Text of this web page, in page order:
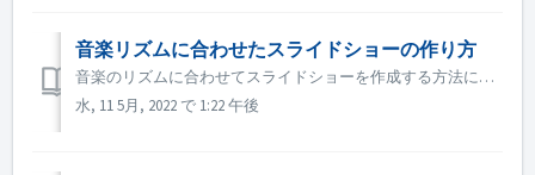
音楽リズムに合わせたスライドショーの作り方
音楽のリズムに合わせてスライドショーを作成する方法については、以下のリンクで詳しくご紹介しています。 音楽のリズムに合わせてスライドショーを作成する
水, 11 5月, 2022 で 1:22 午後